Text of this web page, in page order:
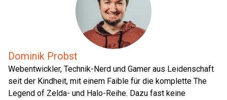
Dominik Probst
Webentwickler, Technik-Nerd und Gamer aus Leidenschaft
seit der Kindheit, mit einem Faible für die komplette The
Legend of Zelda- und Halo-Reihe. Dazu fast keine